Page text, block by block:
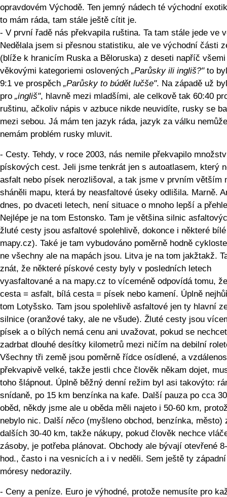
opravdovém Východě. Ten jemný nádech té východní
to mám ráda, tam stále ještě cítit je.
- V první řadě nás překvapila ruština. Ta tam stále jede ve
Nedělala jsem si přesnou statistiku, ale ve východní části
(blíže k hranicím Ruska a Běloruska) z deseti napříč všemi
věkovými kategoriemi oslovených „Parůsky ili ingliš?"to
9:1 ve prospěch „Parůsky to búdět lučše". Na západě už
pro „ingliš", hlavně mezi mladšími, ale celkově tak 60:40
ruštinu, ačkoliv nápis v azbuce nikde neuvidíte, rusky se
mezi sebou. Já mám ten jazyk ráda, jazyk za válku
nemám problém rusky mluvit.
- Cesty. Tehdy, v roce 2003, nás nemile překvapilo
pískových cest. Jeli jsme tenkrát jen s autoatlasem, který
asfalt nebo písek nerozlišoval, a tak jsme v prvním větším
sháněli mapu, která by neasfaltové úseky odlišila. Marně.
dnes, po dvaceti letech, není situace o mnoho lepší a
Nejlépe je na tom Estonsko. Tam je většina silnic
žluté cesty jsou asfaltové spolehlivě, dokonce i některé
mapy.cz). Také je tam vybudováno poměrně hodně
ne všechny ale na mapách jsou. Litva je na tom jakžtakž.
znát, že některé pískové cesty byly v posledních letech
vyasfaltované a na mapy.cz to víceméně odpovídá tomu,
cesta = asfalt, bílá cesta = písek nebo kamení. Úplně
tom Lotyšsko. Tam jsou spolehlivě asfaltové jen ty hlavní
silnice (oranžové taky, ale ne všude). Žluté cesty jsou
písek a o bílých nemá cenu ani uvažovat, pokud se
zadrbat dlouhé desítky kilometrů mezi ničím na debilní
Všechny tři země jsou poměrně řídce osídlené, a
překvapivě velké, takže jestli chce člověk někam dojet,
toho šlápnout. Úplně běžný denní režim byl asi takovýto:
snídaně, po 15 km benzínka na kafe. Další pauza po cca
oběd, někdy jsme ale u oběda měli najeto i 50-60 km,
nebylo nic. Další něco (myšleno obchod, benzínka, město)
dalších 30-40 km, takže nákupy, pokud člověk nechce
zásoby, je potřeba plánovat. Obchody ale bývají otevřené
hod., často i na vesnicích a i v neděli. Sem ještě ty západní
móresy nedorazily.
- Ceny a peníze. Euro je výhodné, protože nemusíte pro